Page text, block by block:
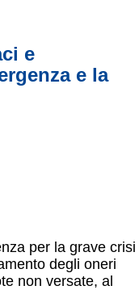
e
e la
per la grave crisi
degli oneri
non versate, al